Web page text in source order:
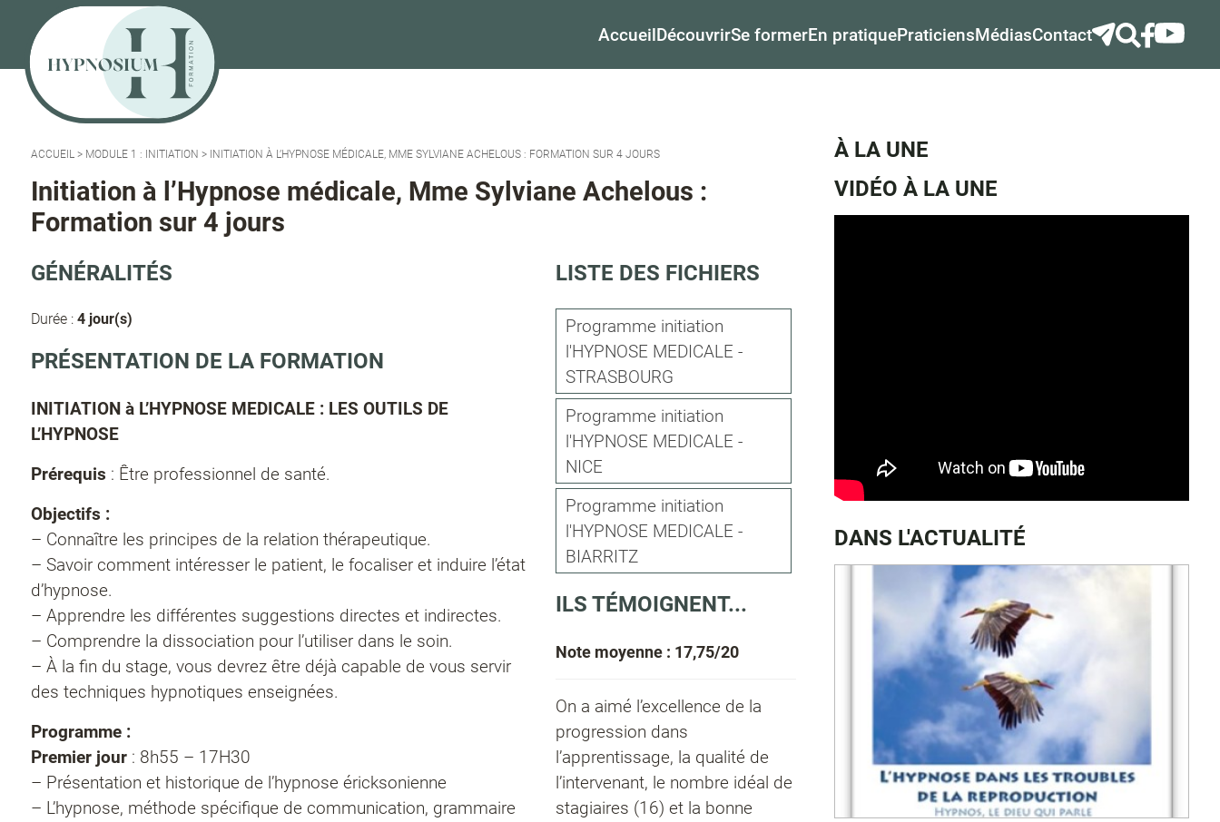
AccueilDécouvrirSe formerEn pratiquePraticiensMédiasContact
ACCUEIL > MODULE 1 : INITIATION > INITIATION À L’HYPNOSE MÉDICALE, MME SYLVIANE ACHELOUS : FORMATION SUR 4 JOURS
Initiation à l’Hypnose médicale, Mme Sylviane Achelous :
Formation sur 4 jours
GÉNÉRALITÉS
Durée : 4 jour(s)
PRÉSENTATION DE LA FORMATION
INITIATION à L’HYPNOSE MEDICALE : LES OUTILS DE
L’HYPNOSE
Prérequis : Être professionnel de santé.
Objectifs :
– Connaître les principes de la relation thérapeutique.
– Savoir comment intéresser le patient, le focaliser et induire l’état
d’hypnose.
– Apprendre les différentes suggestions directes et indirectes.
– Comprendre la dissociation pour l’utiliser dans le soin.
– À la fin du stage, vous devrez être déjà capable de vous servir
des techniques hypnotiques enseignées.
Programme :
Premier jour : 8h55 – 17H30
– Présentation et historique de l’hypnose éricksonienne
– L’hypnose, méthode spécifique de communication, grammaire
LISTE DES FICHIERS
Programme initiation
l'HYPNOSE MEDICALE -
STRASBOURG
Programme initiation
l'HYPNOSE MEDICALE -
NICE
Programme initiation
l'HYPNOSE MEDICALE -
BIARRITZ
ILS TÉMOIGNENT...
Note moyenne : 17,75/20
On a aimé l’excellence de la
progression dans
l’apprentissage, la qualité de
l’intervenant, le nombre idéal de
stagiaires (16) et la bonne
À LA UNE
VIDÉO À LA UNE
DANS L'ACTUALITÉ